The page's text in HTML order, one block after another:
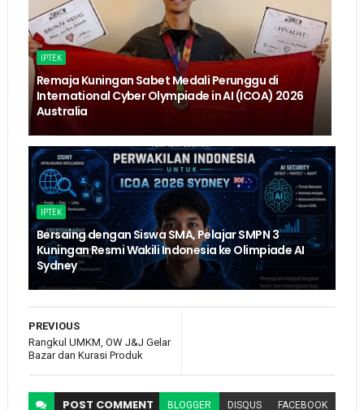
IPTEK
Remaja Kuningan Sabet Medali Perunggu di
International Cyber Olympiade in AI (ICOA) 2026
Australia
IPTEK
Bersaing dengan Siswa SMA, Pelajar SMPN 3
Kuningan Resmi Wakili Indonesia ke Olimpiade AI
Sydney
PREVIOUS
Rangkul UMKM, OW J&J Gelar
Bazar dan Kurasi Produk
POST COMMENT BLOGGER DISQUS FACEBOOK